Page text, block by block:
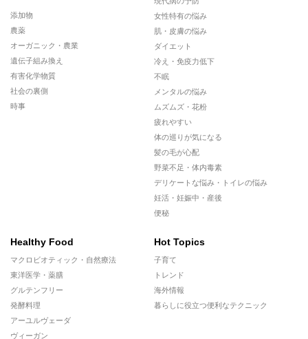
添加物
農薬
オーガニック・農業
遺伝子組み換え
有害化学物質
社会の裏側
時事
女性特有の悩み
肌・皮膚の悩み
ダイエット
冷え・免疫力低下
不眠
メンタルの悩み
ムズムズ・花粉
疲れやすい
体の巡りが気になる
髪の毛が心配
野菜不足・体内毒素
デリケートな悩み・トイレの悩み
妊活・妊娠中・産後
便秘
Healthy Food
マクロビオティック・自然療法
東洋医学・薬膳
グルテンフリー
発酵料理
アーユルヴェーダ
ヴィーガン
Hot Topics
子育て
トレンド
海外情報
暮らしに役立つ便利なテクニック